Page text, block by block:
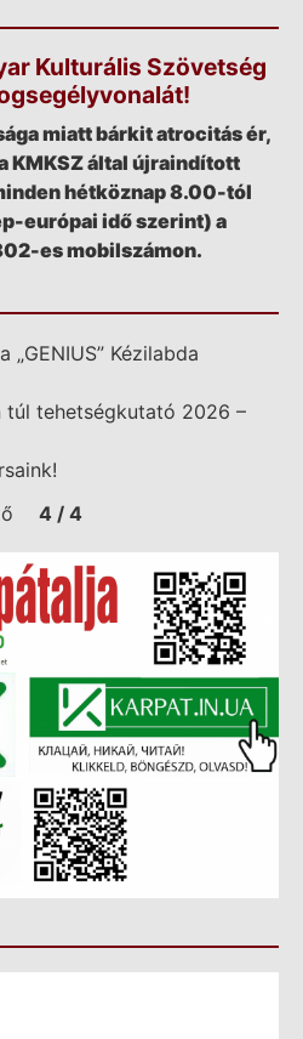
Kulturális Szövetség
miatt bárkit atrocitás ér,
KMKSZ által újraindított
hétköznap 8.00-tól
európai idő szerint) a
es mobilszámon.
Kézilabda
túl tehetségkutató 2026 –
4 / 4